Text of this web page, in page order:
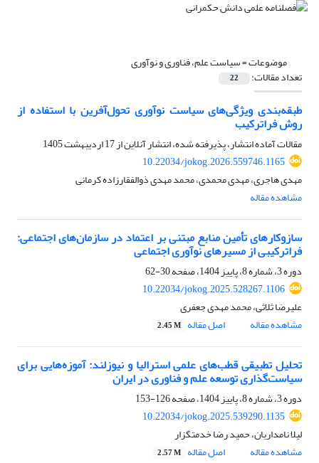
موضوعات =سیاست علم، فناوری و نوآوری
تعداد مقالات: 22
طبقه‌بندی ویژگی‌های سیاست نوآوری تحول‌آفرین با استفاده از
روش فراترکیب
مقالات آماده انتشار، پذیرفته شده، انتشار آنلاین از17 اردیبهشت 1405
10.22034/jokog.2026.559746.1165
مهدی هاجری، مهدی محمدی، محمد مهدی ذوالفقارزاده کرمانی
مشاهده مقاله
سازوکارهای تأمین منابع مبتنی بر اعتماد در سازمان‌های اجتماعی:
فراترکیبی از مسیرهای نوآوری اجتماعی
دوره 3، شماره 8، پاییز 1404، صفحه
30-62
10.22034/jokog.2025.528267.1106
علیرضا ثلاثی، محمد مهدی جعفری
مشاهده مقاله
اصل مقاله 2.45 M
تحلیل تطبیقی قطب‌های علمی استرالیا و نیوزلند: آموزه‌هایی برای
سیاست‌گذاری توسعه علم و فناوری در ایران
دوره 3، شماره 8، پاییز 1404، صفحه
126-153
10.22034/jokog.2025.539290.1135
لیلا نامداریان، حمید رضا خدمتگزار
مشاهده مقاله
اصل مقاله 2.57 M